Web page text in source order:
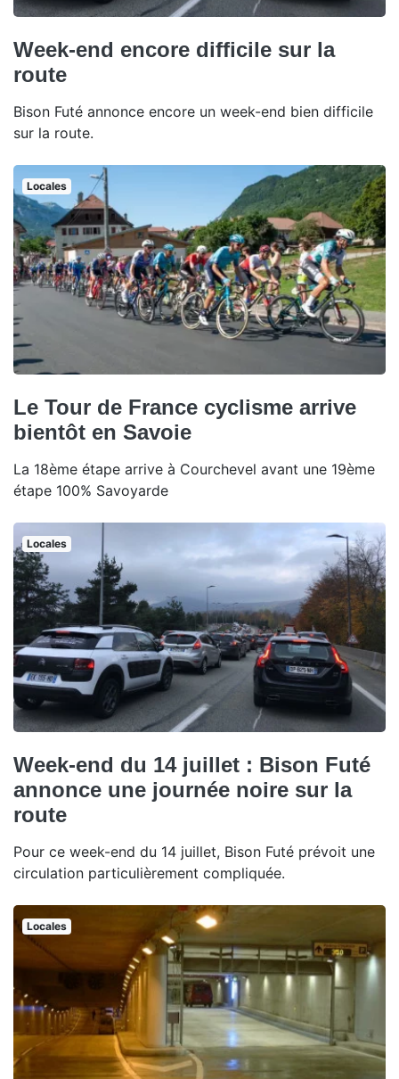
Week-end encore difficile sur la
route
Bison Futé annonce encore un week-end bien difficile
sur la route.
Locales
Le Tour de France cyclisme arrive
bientôt en Savoie
La 18ème étape arrive à Courchevel avant une 19ème
étape 100% Savoyarde
Locales
Week-end du 14 juillet : Bison Futé
annonce une journée noire sur la
route
Pour ce week-end du 14 juillet, Bison Futé prévoit une
circulation particulièrement compliquée.
Locales